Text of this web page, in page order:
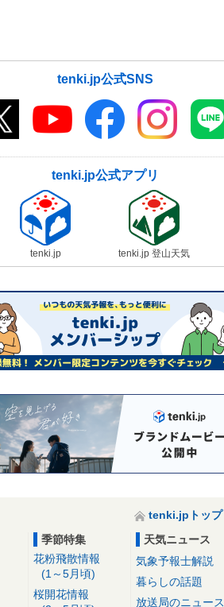
tenki.jp公式SNS
tenki.jp公式アプリ
tenki.jp tenki.jp 登山天気
tenki.jpトップ
季節特集
花粉飛散情報
(1～5月頃)
桜開花情報
天気ニュース
気象予報士解説
暮らしの話題
放送局のニュース